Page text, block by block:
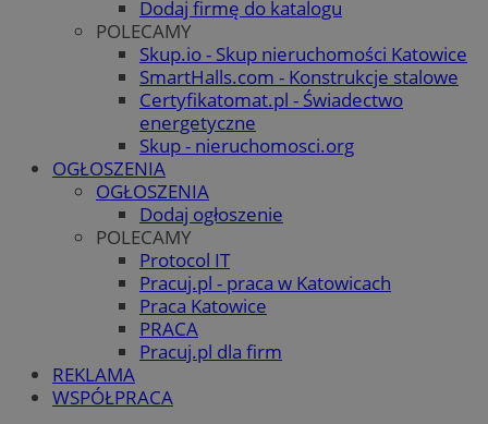
Dodaj firmę do katalogu
POLECAMY
Skup.io - Skup nieruchomości Katowice
SmartHalls.com - Konstrukcje stalowe
Certyfikatomat.pl - Świadectwo
energetyczne
Skup - nieruchomosci.org
OGŁOSZENIA
OGŁOSZENIA
Dodaj ogłoszenie
POLECAMY
Protocol IT
Pracuj.pl - praca w Katowicach
Praca Katowice
PRACA
Pracuj.pl dla firm
REKLAMA
WSPÓŁPRACA